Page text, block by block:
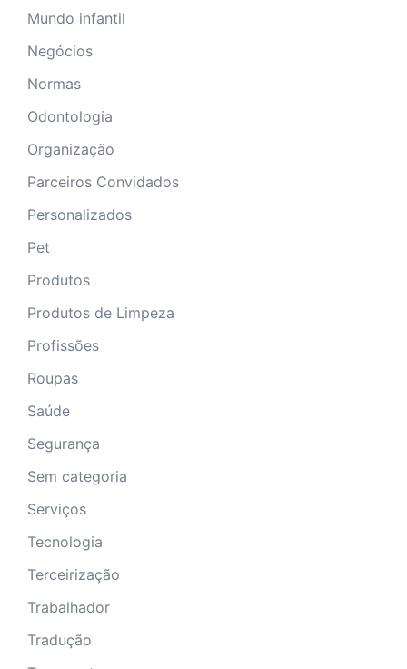
Mundo infantil
Negócios
Normas
Odontologia
Organização
Parceiros Convidados
Personalizados
Pet
Produtos
Produtos de Limpeza
Profissões
Roupas
Saúde
Segurança
Sem categoria
Serviços
Tecnologia
Terceirização
Trabalhador
Tradução